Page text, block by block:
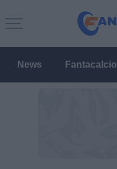
News Fantacalcio